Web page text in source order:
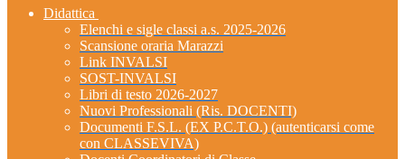
Didattica
Elenchi e sigle classi a.s. 2025-2026
Scansione oraria Marazzi
Link INVALSI
SOST-INVALSI
Libri di testo 2026-2027
Nuovi Professionali (Ris. DOCENTI)
Documenti F.S.L. (EX P.C.T.O.) (autenticarsi come
con CLASSEVIVA)